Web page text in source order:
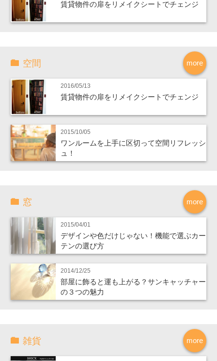
賃貸物件の扉をリメイクシートでチェンジ
more
空間
2016/05/13
賃貸物件の扉をリメイクシートでチェンジ
2015/10/05
ワンルームを上手に区切って空間リフレッシ
ュ！
more
窓
2015/04/01
デザインや色だけじゃない！機能で選ぶカー
テンの選び方
2014/12/25
部屋に飾ると運も上がる？サンキャッチャー
の３つの魅力
more
雑貨